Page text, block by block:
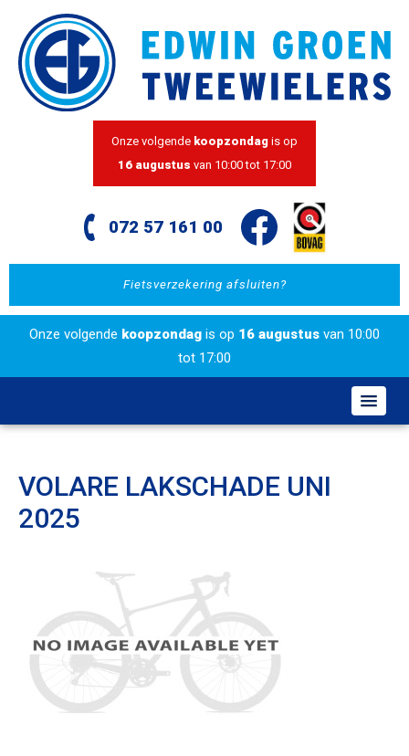
Onze volgende koopzondag is op
16 augustus van 10:00 tot 17:00
Fietsverzekering afsluiten?
072 57 161 00
Onze volgende koopzondag is op 16 augustus van 10:00
tot 17:00
VOLARE LAKSCHADE UNI
2025